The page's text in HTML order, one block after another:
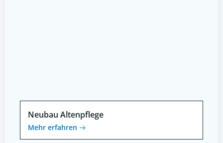
Neubau Altenpflege
Mehr erfahren